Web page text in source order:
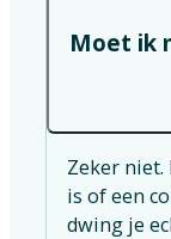
Moet ik
Zeker
is of een
dwing je